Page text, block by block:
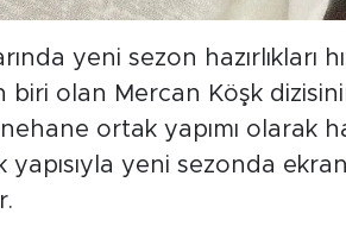
yeni sezon hazırlıkları
biri olan Mercan Köşk
ortak yapımı olarak
yapısıyla yeni sezonda